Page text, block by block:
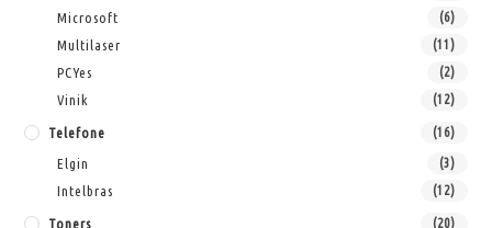
Microsoft (6)
Multilaser (11)
PCYes (2)
Vinik (12)
Telefone (16)
Elgin (3)
Intelbras (12)
Toners (20)